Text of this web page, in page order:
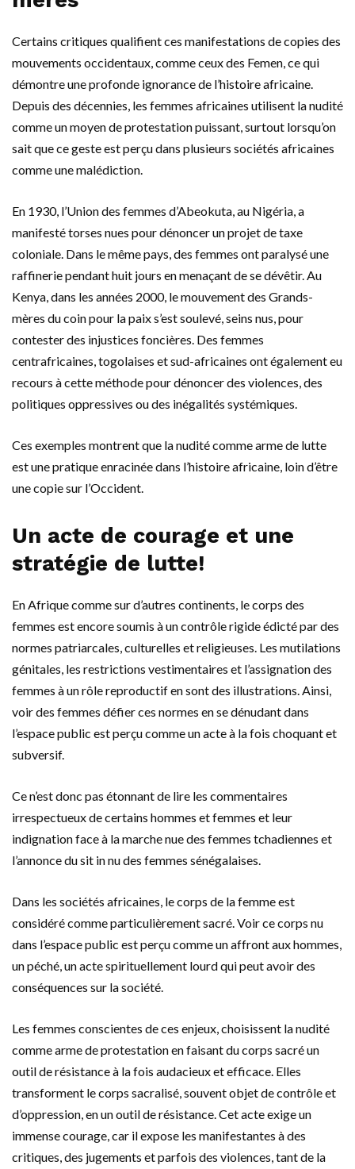
Certains critiques qualifient ces manifestations de copies des
mouvements occidentaux, comme ceux des Femen, ce qui
démontre une profonde ignorance de l’histoire africaine.
Depuis des décennies, les femmes africaines utilisent la nudité
comme un moyen de protestation puissant, surtout lorsqu’on
sait que ce geste est perçu dans plusieurs sociétés africaines
comme une malédiction.
En 1930, l’Union des femmes d’Abeokuta, au Nigéria, a
manifesté torses nues pour dénoncer un projet de taxe
coloniale. Dans le même pays, des femmes ont paralysé une
raffinerie pendant huit jours en menaçant de se dévêtir. Au
Kenya, dans les années 2000, le mouvement des Grands-
mères du coin pour la paix s’est soulevé, seins nus, pour
contester des injustices foncières. Des femmes
centrafricaines, togolaises et sud-africaines ont également eu
recours à cette méthode pour dénoncer des violences, des
politiques oppressives ou des inégalités systémiques.
Ces exemples montrent que la nudité comme arme de lutte
est une pratique enracinée dans l’histoire africaine, loin d’être
une copie sur l’Occident.
Un acte de courage et une
stratégie de lutte!
En Afrique comme sur d’autres continents, le corps des
femmes est encore soumis à un contrôle rigide édicté par des
normes patriarcales, culturelles et religieuses. Les mutilations
génitales, les restrictions vestimentaires et l’assignation des
femmes à un rôle reproductif en sont des illustrations. Ainsi,
voir des femmes défier ces normes en se dénudant dans
l’espace public est perçu comme un acte à la fois choquant et
subversif.
Ce n’est donc pas étonnant de lire les commentaires
irrespectueux de certains hommes et femmes et leur
indignation face à la marche nue des femmes tchadiennes et
l’annonce du sit in nu des femmes sénégalaises.
Dans les sociétés africaines, le corps de la femme est
considéré comme particulièrement sacré. Voir ce corps nu
dans l’espace public est perçu comme un affront aux hommes,
un péché, un acte spirituellement lourd qui peut avoir des
conséquences sur la société.
Les femmes conscientes de ces enjeux, choisissent la nudité
comme arme de protestation en faisant du corps sacré un
outil de résistance à la fois audacieux et efficace. Elles
transforment le corps sacralisé, souvent objet de contrôle et
d’oppression, en un outil de résistance. Cet acte exige un
immense courage, car il expose les manifestantes à des
critiques, des jugements et parfois des violences, tant de la